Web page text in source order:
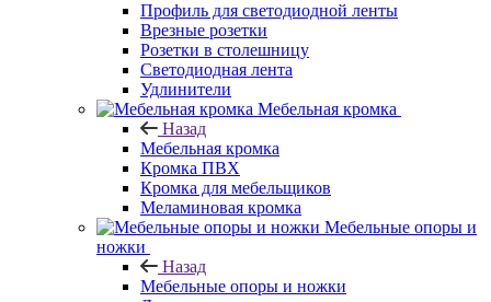
Профиль для светодиодной ленты
Врезные розетки
Розетки в столешницу
Светодиодная лента
Удлинители
Мебельная кромка
Назад
Мебельная кромка
Кромка ПВХ
Кромка для мебельщиков
Меламиновая кромка
Мебельные опоры и
ножки
Назад
Мебельные опоры и ножки